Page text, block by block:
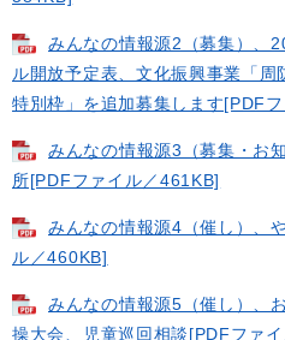
みんなの情報源2（募集）、
ル開放予定表、文化振興事業「
特別枠」を追加募集します[PDF
みんなの情報源3（募集・お
所[PDFファイル／461KB]
みんなの情報源4（催し）、
ル／460KB]
みんなの情報源5（催し）、
操大会、児童巡回相談[PDFファ